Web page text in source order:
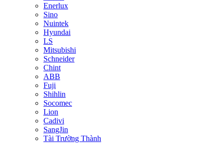
Enerlux
Sino
Nuintek
Hyundai
LS
Mitsubishi
Schneider
Chint
ABB
Fuji
Shihlin
Socomec
Lion
Cadivi
SangJin
Tài Trường Thành